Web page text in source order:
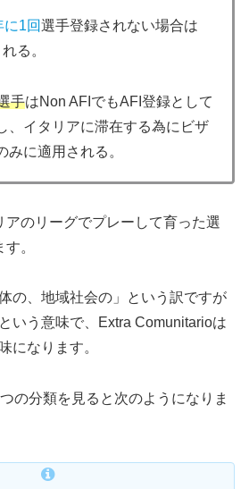
に1回選手登録されない場合は
る。
手はNon AFIでもAFI登録として
、イタリアに滞在する為にビザ
みに適用される。
アのリーグでプレーして育った選
。
の、地域社会の」という訳ですが
いう意味で、Extra Comunitarioは
になります。
の分類を見ると次のようになりま